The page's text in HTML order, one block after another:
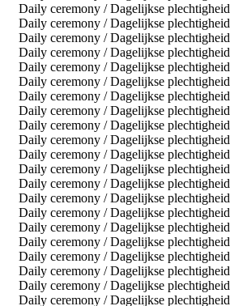
Daily ceremony / Dagelijkse plechtigheid
Daily ceremony / Dagelijkse plechtigheid
Daily ceremony / Dagelijkse plechtigheid
Daily ceremony / Dagelijkse plechtigheid
Daily ceremony / Dagelijkse plechtigheid
Daily ceremony / Dagelijkse plechtigheid
Daily ceremony / Dagelijkse plechtigheid
Daily ceremony / Dagelijkse plechtigheid
Daily ceremony / Dagelijkse plechtigheid
Daily ceremony / Dagelijkse plechtigheid
Daily ceremony / Dagelijkse plechtigheid
Daily ceremony / Dagelijkse plechtigheid
Daily ceremony / Dagelijkse plechtigheid
Daily ceremony / Dagelijkse plechtigheid
Daily ceremony / Dagelijkse plechtigheid
Daily ceremony / Dagelijkse plechtigheid
Daily ceremony / Dagelijkse plechtigheid
Daily ceremony / Dagelijkse plechtigheid
Daily ceremony / Dagelijkse plechtigheid
Daily ceremony / Dagelijkse plechtigheid
Daily ceremony / Dagelijkse plechtigheid